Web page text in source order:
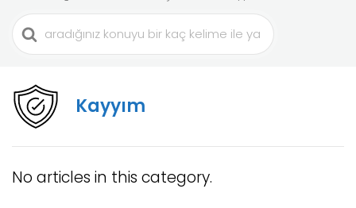
Search
For
Kayyım
No articles in this category.